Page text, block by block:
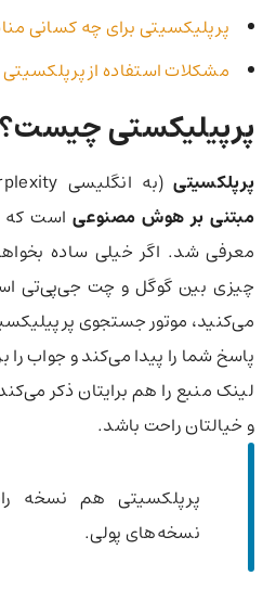
پرپلیکسیتی برای چه کسانی
مشکلات استفاده از پرپلکسیتی
پرپیلیکستی چیست؟
پرپلکسیتی (به انگلیسی Perplexity) یک
مبتنی بر هوش مصنوعیاست که
معرفی شد. اگر خیلی ساده‌
چیزی بین گوگل و چت جی‌پی‌تی
می‌کنید، موتور جستجوی
پاسخ شما را پیدا می‌کند و جواب
لینک منبع را هم برایتان ذکر
و خیالتان راحت باشد.
پرپلکسیتی هم نسخه
نسخه‌های پولی.